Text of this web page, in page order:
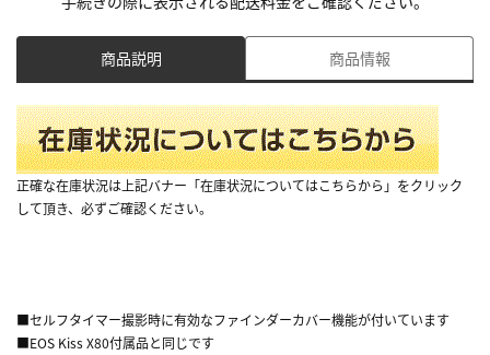
商品説明 商品情報
正確な在庫状況は上記バナー「在庫状況についてはこちらから」をクリック
して頂き、必ずご確認ください。
■セルフタイマー撮影時に有効なファインダーカバー機能が付いています
■EOS Kiss X80付属品と同じです